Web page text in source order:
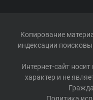
Копирование
индексации
Интернет-сайт
характер и не